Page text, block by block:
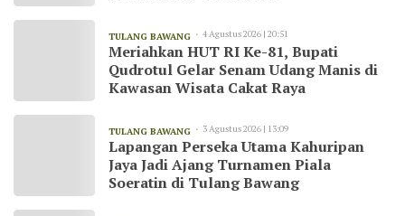
TULANG BAWANG 4 Agustus 2026 | 20:51
Meriahkan HUT RI Ke-81, Bupati
Qudrotul Gelar Senam Udang Manis di
Kawasan Wisata Cakat Raya
TULANG BAWANG 3 Agustus 2026 | 13:09
Lapangan Perseka Utama Kahuripan
Jaya Jadi Ajang Turnamen Piala
Soeratin di Tulang Bawang